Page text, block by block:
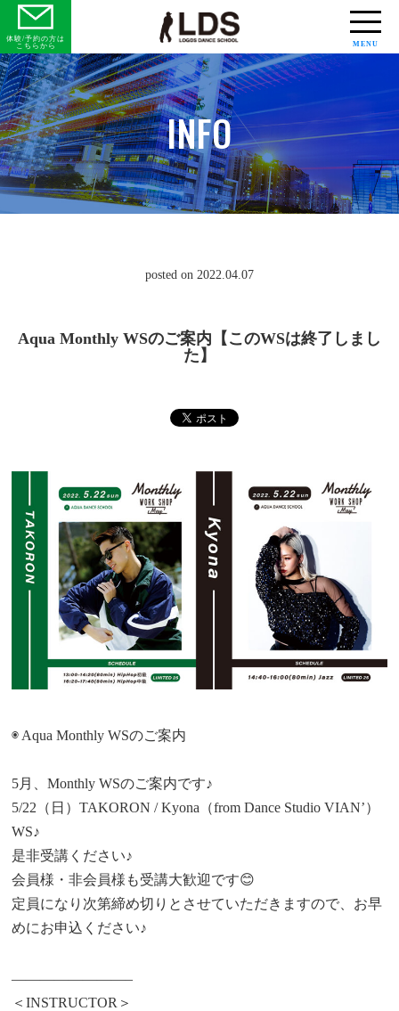
MENU
体験/予約の方は
こちらから
INFO
posted on 2022.04.07
Aqua Monthly WSのご案内【このWSは終了しまし
た】
◉ Aqua Monthly WSのご案内
5月、Monthly WSのご案内です♪
5/22（日）TAKORON / Kyona（from Dance Studio VIAN’）
WS♪
是非受講ください♪
会員様・非会員様も受講大歓迎です😊
定員になり次第締め切りとさせていただきますので、お早
めにお申込ください♪
————————–
＜INSTRUCTOR＞